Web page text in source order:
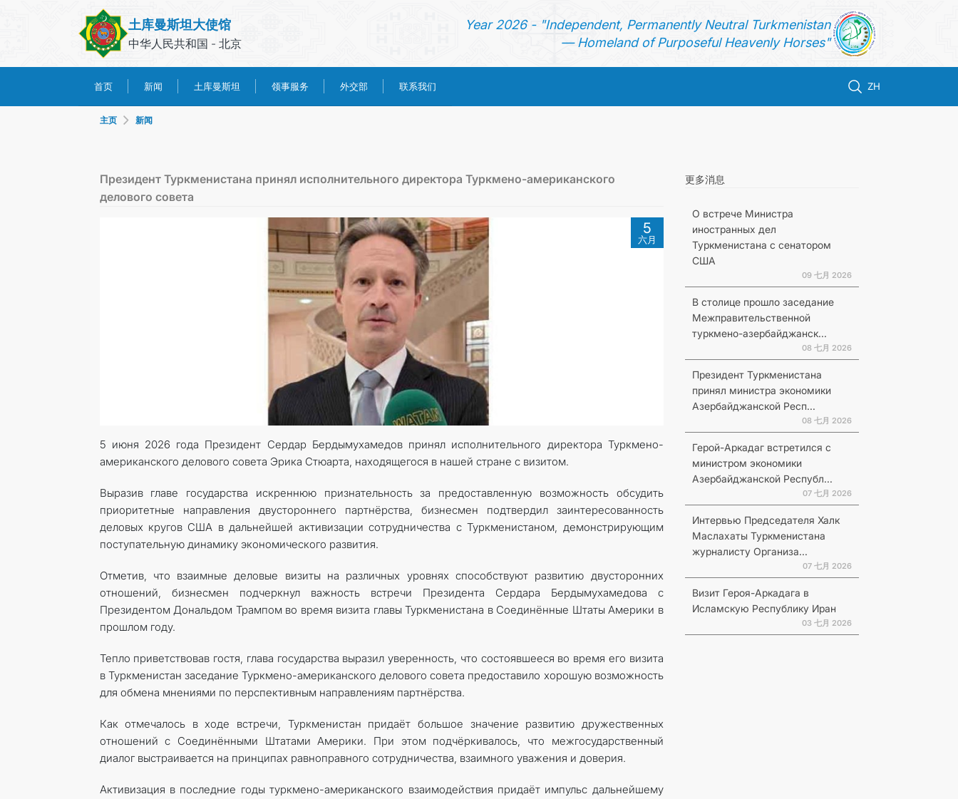
土库曼斯坦大使馆
中华人民共和国 - 北京
Year 2026 - "Independent, Permanently Neutral Turkmenistan
— Homeland of Purposeful Heavenly Horses"
首页 新闻 土库曼斯坦 领事服务 外交部 联系我们 ZH
领事服务
外交部
联系我们
主页 新闻
Президент Туркменистана принял исполнительного директора Туркмено-американского
делового совета
5
六月
5 июня 2026 года Президент Сердар Бердымухамедов принял исполнительного директора Туркмено-
американского делового совета Эрика Стюарта, находящегося в нашей стране с визитом.
Выразив главе государства искреннюю признательность за предоставленную возможность обсудить
приоритетные направления двустороннего партнёрства, бизнесмен подтвердил заинтересованность
деловых кругов США в дальнейшей активизации сотрудничества с Туркменистаном, демонстрирующим
поступательную динамику экономического развития.
Отметив, что взаимные деловые визиты на различных уровнях способствуют развитию двусторонних
отношений, бизнесмен подчеркнул важность встречи Президента Сердара Бердымухамедова с
Президентом Дональдом Трампом во время визита главы Туркменистана в Соединённые Штаты Америки в
прош­лом году.
Тепло приветствовав гостя, глава государства выразил уверенность, что состоявшееся во время его визита
в Туркменистан заседание Туркмено-американского делового совета предоставило хорошую возможность
для обмена мнениями по перспективным направлениям партнёрства.
Как отмечалось в ходе встречи, Туркменистан придаёт большое значение развитию дружественных
отношений с Соединёнными Штатами Америки. При этом подчёркивалось, что межгосударственный
диалог выстраивается на принципах равноправного сотрудничества, взаимного уважения и доверия.
Активизация в последние годы туркмено-американского взаимодействия придаёт импульс дальнейшему
更多消息
О встрече Министра
иностранных дел
Туркменистана с сенатором
США
09 七月 2026
В столице прошло заседание
Межправительственной
туркмено-азербайджанск...
08 七月 2026
Президент Туркменистана
принял министра экономики
Азербайджанской Респ...
08 七月 2026
Герой-Аркадаг встретился с
министром экономики
Азербайджанской Республ...
07 七月 2026
Интервью Председателя Халк
Маслахаты Туркменистана
журналисту Организа...
07 七月 2026
Визит Героя-Аркадага в
Исламскую Республику Иран
03 七月 2026